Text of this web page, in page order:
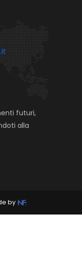
futuri,
alla
by